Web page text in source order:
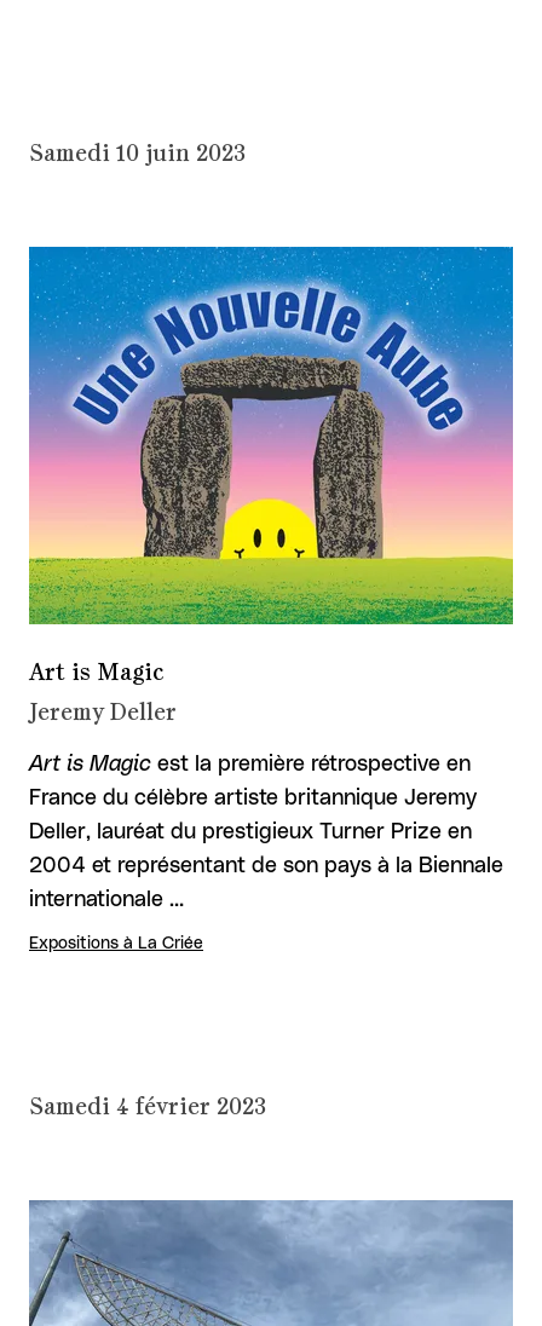
Samedi 10 juin 2023
Art is Magic
Jeremy Deller
Art is Magic est la première rétrospective en
France du célèbre artiste britannique Jeremy
Deller, lauréat du prestigieux Turner Prize en
2004 et représentant de son pays à la Biennale
internationale …
Expositions à La Criée
Samedi 4 février 2023